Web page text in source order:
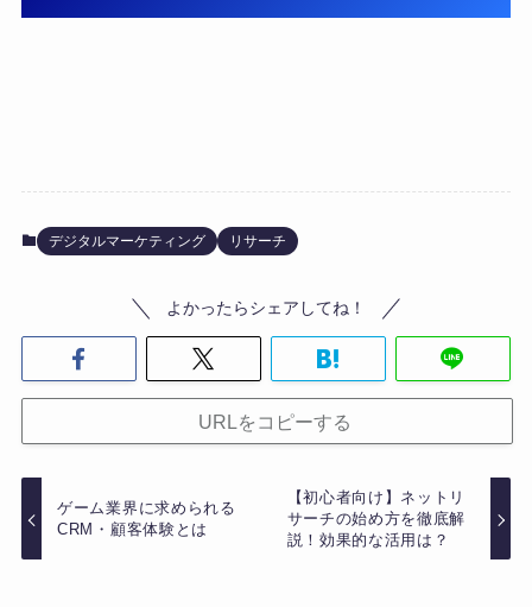
デジタルマーケティング リサーチ
よかったらシェアしてね！
URLをコピーする
ゲーム業界に求められる
CRM・顧客体験とは
【初心者向け】ネットリ
サーチの始め方を徹底解
説！効果的な活用は？